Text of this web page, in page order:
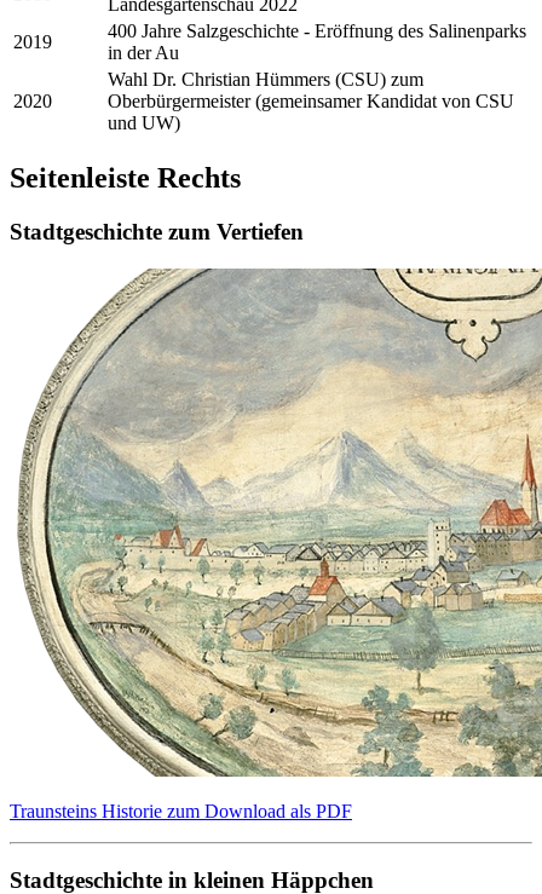
Landesgartenschau 2022
2019
400 Jahre Salzgeschichte - Eröffnung des Salinenparks
in der Au
2020
Wahl Dr. Christian Hümmers (CSU) zum
Oberbürgermeister (gemeinsamer Kandidat von CSU
und UW)
Seitenleiste Rechts
Stadtgeschichte zum Vertiefen
Traunsteins Historie zum Download als PDF
Stadtgeschichte in kleinen Häppchen